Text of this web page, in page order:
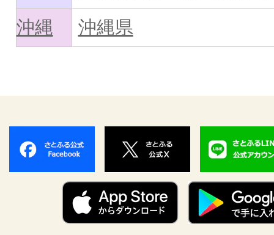
沖縄
沖縄県